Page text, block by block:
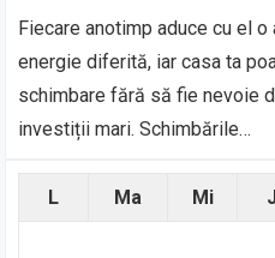
Fiecare anotimp aduce cu el
energie diferită, iar casa ta
schimbare fără să fie nevoie
investiții mari. Schimbările…
L Ma Mi